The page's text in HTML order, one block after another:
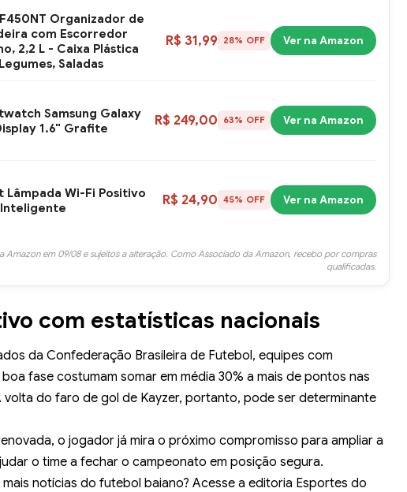
Organizador de
com Escorredor
2,2 L - Caixa Plástica
Saladas
R$ 31,99 28% OFF Ver na Amazon
Samsung Galaxy
1.6" Grafite
R$ 249,00 63% OFF Ver na Amazon
Lâmpada Wi-Fi Positivo
Inteligente
R$ 24,90 45% OFF Ver na Amazon
Amazon em 09/08 e sujeitos a alteração. Como Associado da Amazon, recebo por compras
qualificadas.
com estatísticas nacionais
da Confederação Brasileira de Futebol, equipes com
fase costumam somar em média 30% a mais de pontos nas
volta do faro de gol de Kayzer, portanto, pode ser determinante
o jogador já mira o próximo compromisso para ampliar a
o time a fechar o campeonato em posição segura.
notícias do futebol baiano? Acesse a editoria Esportes do